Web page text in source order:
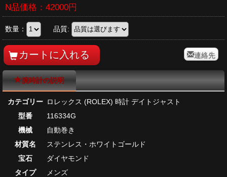
N品価格： 42000円
数量： 品質:
連絡先
腕時計の説明
カテゴリー ロレックス (ROLEX) 時計 デイトジャスト
型番
116334G
機械
自動巻き
材質名
ステンレス・ホワイトゴールド
宝石
ダイヤモンド
タイプ
メンズ